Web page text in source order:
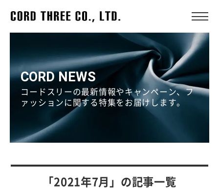
CORD NEWS
コードスリーの最新情報やキャンペーン、フ
ァッションに関する特集をお届けします。
「2021年7月」の記事一覧